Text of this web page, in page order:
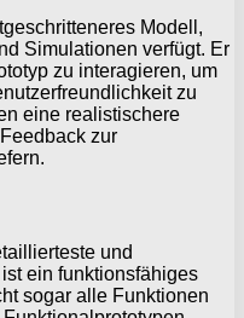
Modell,
Simulationen verfügt. Er
zu interagieren, um
zu
eine realistischere
zur
und
ein funktionsfähiges
sogar alle Funktionen